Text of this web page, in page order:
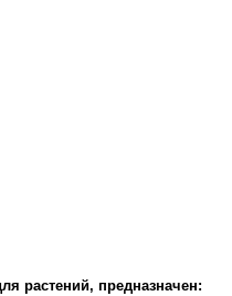
растений, предназначен: